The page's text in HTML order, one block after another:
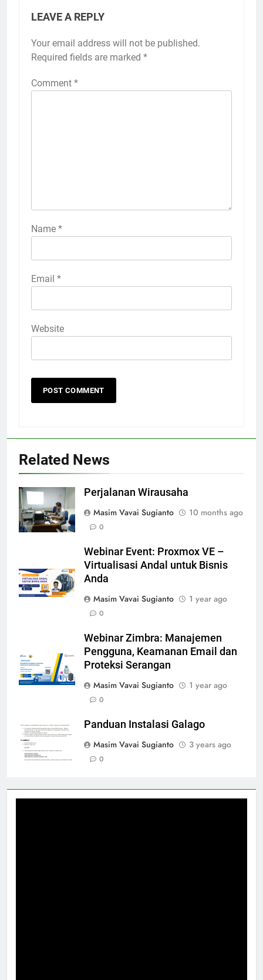
LEAVE A REPLY
Your email address will not be published.
Required fields are marked *
Comment *
Name *
Email *
Website
Related News
Perjalanan Wirausaha
Masim Vavai Sugianto
10 months ago
0
Webinar Event: Proxmox VE –
Virtualisasi Andal untuk Bisnis
Anda
Masim Vavai Sugianto
1 year ago
0
Webinar Zimbra: Manajemen
Pengguna, Keamanan Email dan
Proteksi Serangan
Masim Vavai Sugianto
1 year ago
0
Panduan Instalasi Galago
Masim Vavai Sugianto
3 years ago
0